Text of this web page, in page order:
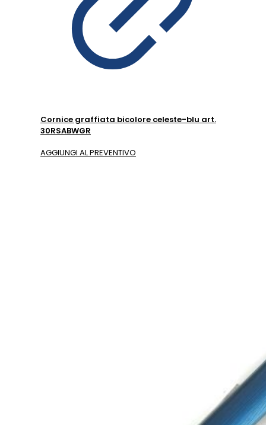
Cornice graffiata bicolore celeste-blu art.
30RSABWGR
AGGIUNGI AL PREVENTIVO